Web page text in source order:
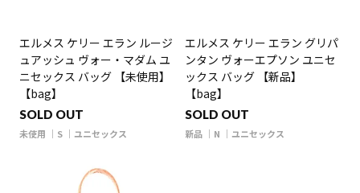
エルメス ケリー エラン ルージ
ュアッシュ ヴォー・マダム ユ
ニセックス バッグ 【未使用】
【bag】
SOLD OUT
未使用 S ユニセックス
エルメス ケリー エラン グリパ
ンタン ヴォーエプソン ユニセ
ックス バッグ 【新品】
【bag】
SOLD OUT
新品 N ユニセックス